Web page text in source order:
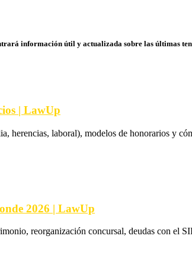
información útil y actualizada sobre las últimas
| LawUp
herencias, laboral), modelos de honorarios y
2026 | LawUp
reorganización concursal, deudas con el